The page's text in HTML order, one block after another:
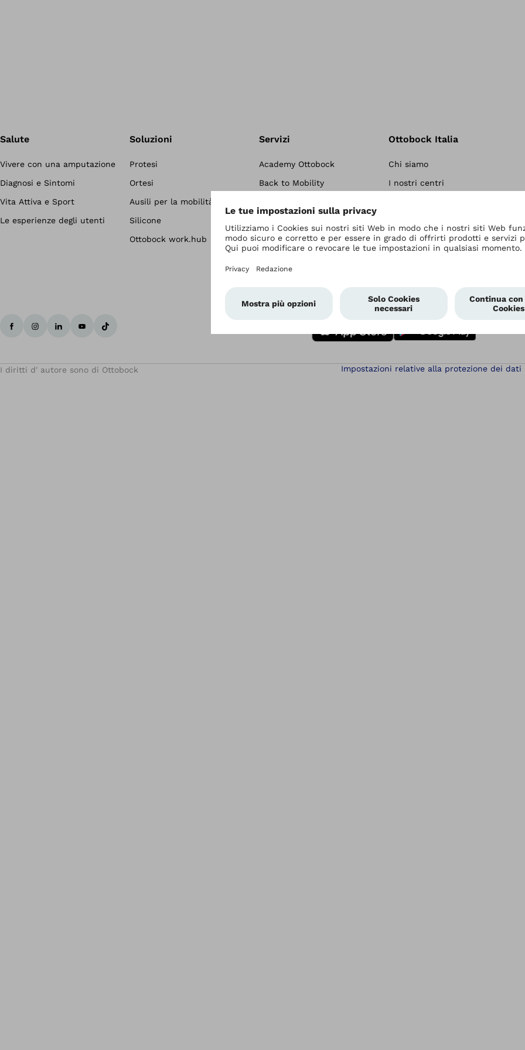
Salute
Vivere con una amputazione
Diagnosi e Sintomi
Vita Attiva e Sport
Le esperienze degli utenti
Soluzioni
Protesi
Ortesi
Ausili per la mobilità
Silicone
Ottobock work.hub
Servizi
Academy Ottobock
Back to Mobility
Ottobock Italia
Chi siamo
I nostri centri
(GDPR)
Compliance
I diritti d' autore sono di Ottobock Impostazioni relative alla protezione dei dati